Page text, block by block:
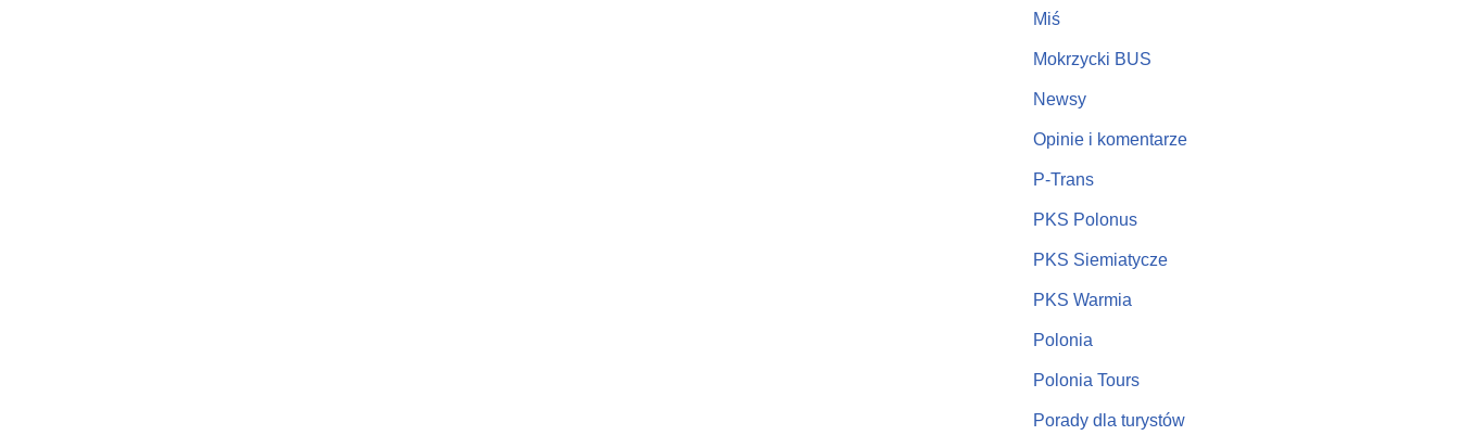
Miś
Mokrzycki BUS
Newsy
Opinie i komentarze
P-Trans
PKS Polonus
PKS Siemiatycze
PKS Warmia
Polonia
Polonia Tours
Porady dla turystów